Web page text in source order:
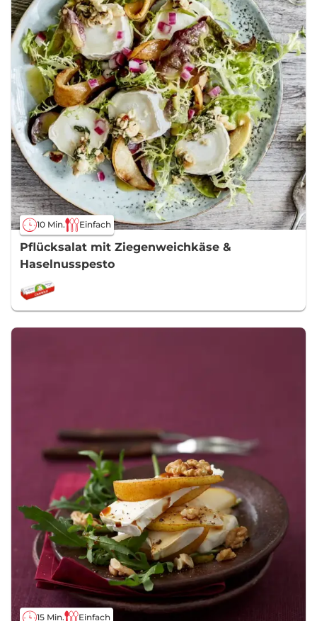
10 Min. Einfach
Pflücksalat mit Ziegenweichkäse &
Haselnusspesto
15 Min. Einfach